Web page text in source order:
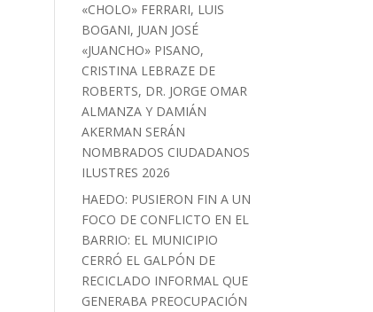
«CHOLO» FERRARI, LUIS
BOGANI, JUAN JOSÉ
«JUANCHO» PISANO,
CRISTINA LEBRAZE DE
ROBERTS, DR. JORGE OMAR
ALMANZA Y DAMIÁN
AKERMAN SERÁN
NOMBRADOS CIUDADANOS
ILUSTRES 2026
HAEDO: PUSIERON FIN A UN
FOCO DE CONFLICTO EN EL
BARRIO: EL MUNICIPIO
CERRÓ EL GALPÓN DE
RECICLADO INFORMAL QUE
GENERABA PREOCUPACIÓN